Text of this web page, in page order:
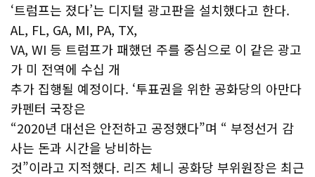
‘트럼프는 졌다’는 디지털 광고판을 설치했다고 한다.
AL, FL, GA, MI, PA, TX,
VA, WI 등 트럼프가 패했던 주를 중심으로 이 같은 광고
가 미 전역에 수십 개
추가 집행될 예정이다. ‘투표권을 위한 공화당의 아만다
카펜터 국장은
“2020년 대선은 안전하고 공정했다”며 “ 부정선거 감
사는 돈과 시간을 낭비하는
것”이라고 지적했다. 리즈 체니 공화당 부위원장은 최근